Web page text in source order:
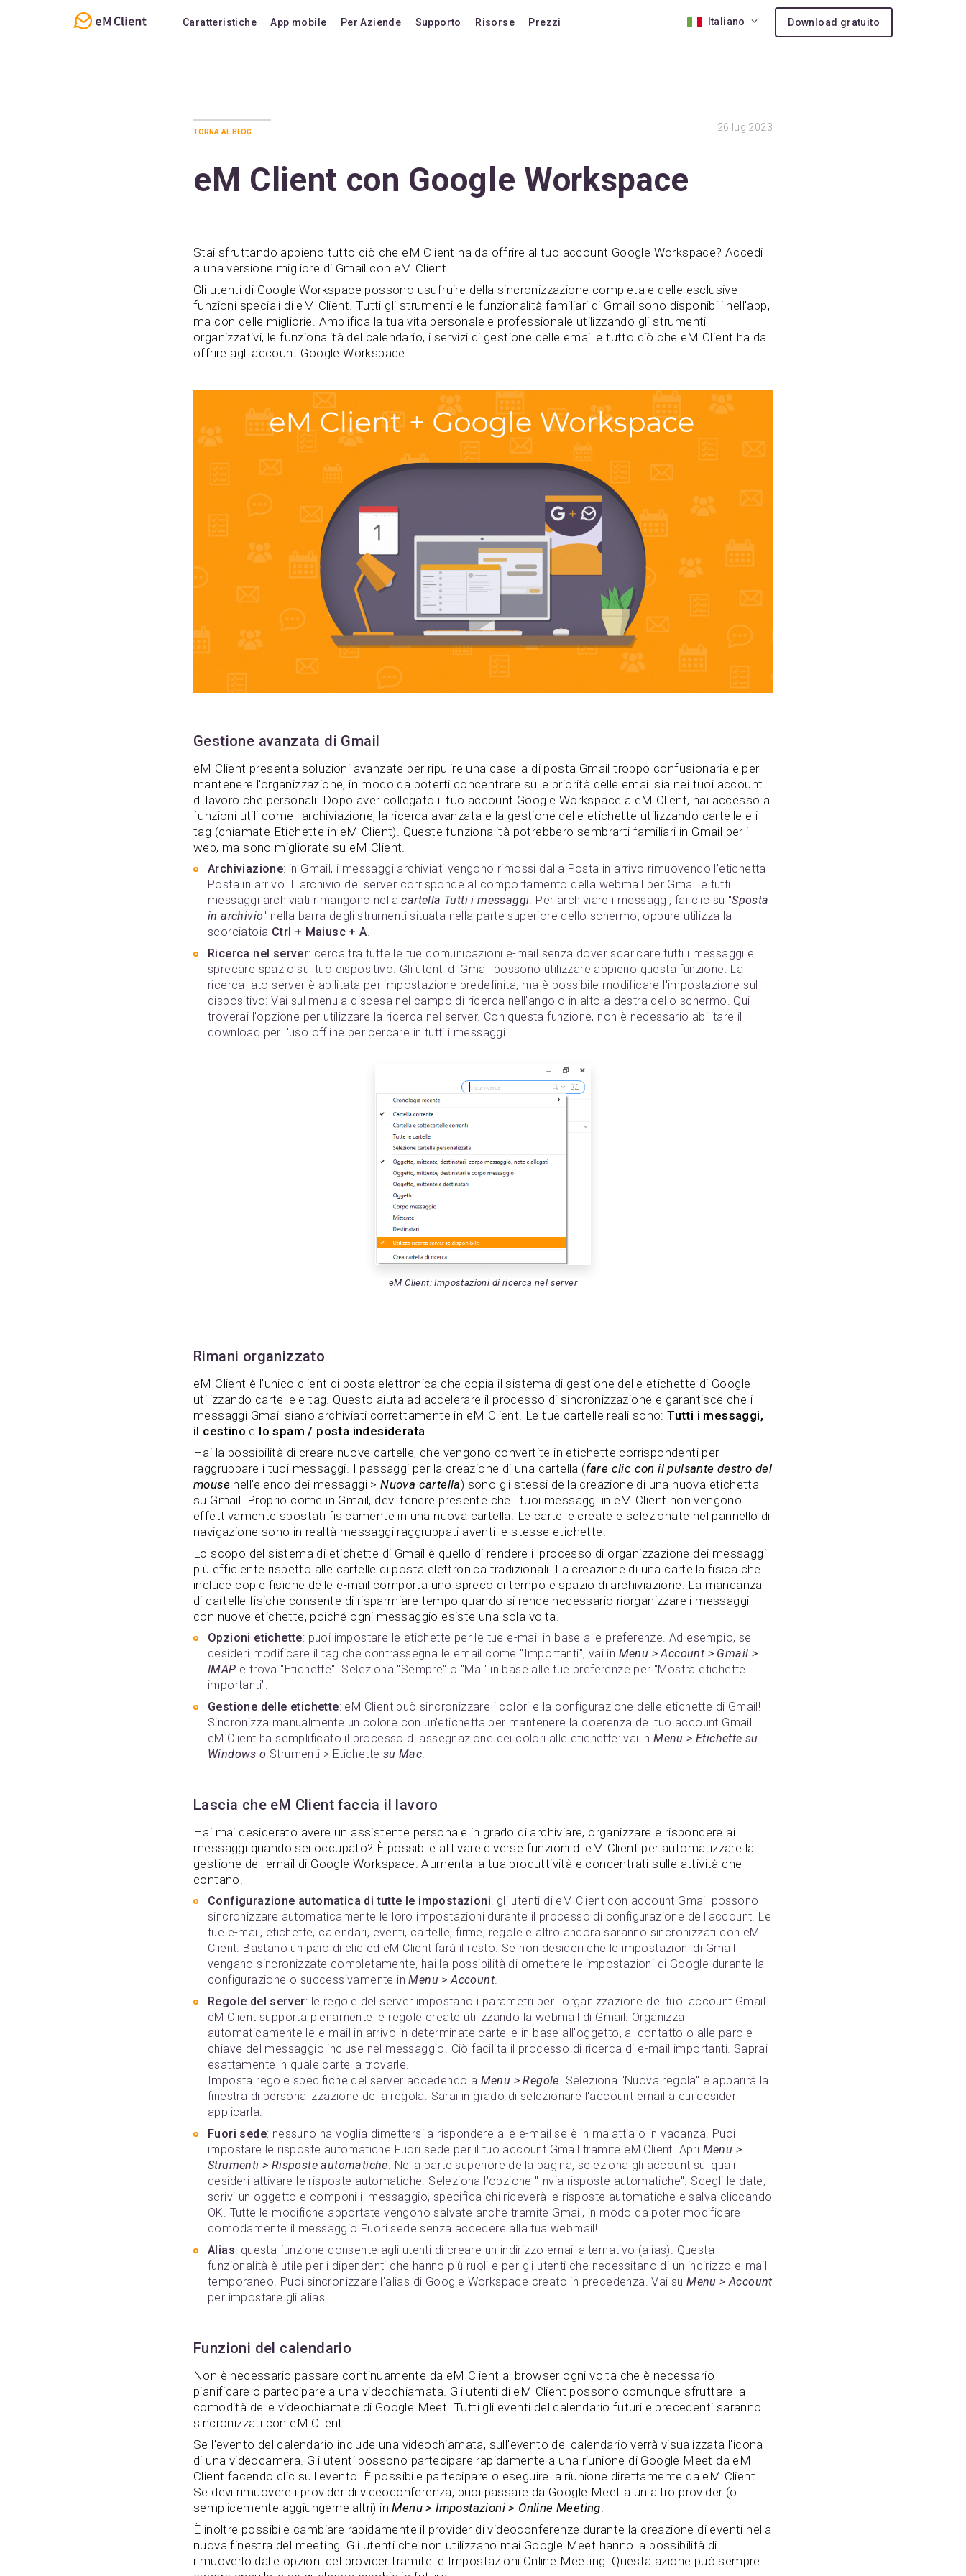
Caratteristiche
Contatti
Chat
App mobile Per Aziende Supporto Risorse
Documentazione
Cronologia delle versioni
Prezzi
Estensione supporto VIP
Acquista AI Add-on
Italiano Download gratuito
torna al blog 26 lug 2023
eM Client con Google Workspace
Stai sfruttando appieno tutto ciò che eM Client ha da offrire al tuo account Google Workspace? Accedi
a una versione migliore di Gmail con eM Client.
Gli utenti di Google Workspace possono usufruire della sincronizzazione completa e delle esclusive
funzioni speciali di eM Client. Tutti gli strumenti e le funzionalità familiari di Gmail sono disponibili nell'app,
ma con delle migliorie. Amplifica la tua vita personale e professionale utilizzando gli strumenti
organizzativi, le funzionalità del calendario, i servizi di gestione delle email e tutto ciò che eM Client ha da
offrire agli account Google Workspace.
Gestione avanzata di Gmail
eM Client presenta soluzioni avanzate per ripulire una casella di posta Gmail troppo confusionaria e per
mantenere l'organizzazione, in modo da poterti concentrare sulle priorità delle email sia nei tuoi account
di lavoro che personali. Dopo aver collegato il tuo account Google Workspace a eM Client, hai accesso a
funzioni utili come l'archiviazione, la ricerca avanzata e la gestione delle etichette utilizzando cartelle e i
tag (chiamate Etichette in eM Client). Queste funzionalità potrebbero sembrarti familiari in Gmail per il
web, ma sono migliorate su eM Client.
Archiviazione: in Gmail, i messaggi archiviati vengono rimossi dalla Posta in arrivo rimuovendo l'etichetta
Posta in arrivo. L'archivio del server corrisponde al comportamento della webmail per Gmail e tutti i
messaggi archiviati rimangono nellacartella Tutti i messaggi. Per archiviare i messaggi, fai clic su "Sposta
in archivio" nella barra degli strumenti situata nella parte superiore dello schermo, oppure utilizza la
scorciatoia Ctrl + Maiusc + A.
Ricerca nel server: cerca tra tutte le tue comunicazioni e-mail senza dover scaricare tutti i messaggi e
sprecare spazio sul tuo dispositivo. Gli utenti di Gmail possono utilizzare appieno questa funzione. La
ricerca lato server è abilitata per impostazione predefinita, ma è possibile modificare l'impostazione sul
dispositivo: Vai sul menu a discesa nel campo di ricerca nell'angolo in alto a destra dello schermo. Qui
troverai l'opzione per utilizzare la ricerca nel server. Con questa funzione, non è necessario abilitare il
download per l'uso offline per cercare in tutti i messaggi.
eM Client: Impostazioni di ricerca nel server
Rimani organizzato
eM Client è l'unico client di posta elettronica che copia il sistema di gestione delle etichette di Google
utilizzando cartelle e tag. Questo aiuta ad accelerare il processo di sincronizzazione e garantisce che i
messaggi Gmail siano archiviati correttamente in eM Client. Le tue cartelle reali sono:Tutti i messaggi,
il cestino e lo spam / posta indesiderata.
Hai la possibilità di creare nuove cartelle, che vengono convertite in etichette corrispondenti per
raggruppare i tuoi messaggi. I passaggi per la creazione di una cartella (fare clic con il pulsante destro del
mouse nell'elenco dei messaggi >Nuova cartella) sono gli stessi della creazione di una nuova etichetta
su Gmail. Proprio come in Gmail, devi tenere presente che i tuoi messaggi in eM Client non vengono
effettivamente spostati fisicamente in una nuova cartella. Le cartelle create e selezionate nel pannello di
navigazione sono in realtà messaggi raggruppati aventi le stesse etichette.
Lo scopo del sistema di etichette di Gmail è quello di rendere il processo di organizzazione dei messaggi
più efficiente rispetto alle cartelle di posta elettronica tradizionali. La creazione di una cartella fisica che
include copie fisiche delle e-mail comporta uno spreco di tempo e spazio di archiviazione. La mancanza
di cartelle fisiche consente di risparmiare tempo quando si rende necessario riorganizzare i messaggi
con nuove etichette, poiché ogni messaggio esiste una sola volta.
Opzioni etichette: puoi impostare le etichette per le tue e-mail in base alle preferenze. Ad esempio, se
desideri modificare il tag che contrassegna le email come "Importanti", vai in Menu > Account > Gmail >
IMAP e trova "Etichette". Seleziona "Sempre" o "Mai" in base alle tue preferenze per "Mostra etichette
importanti".
Gestione delle etichette: eM Client può sincronizzare i colori e la configurazione delle etichette di Gmail!
Sincronizza manualmente un colore con un'etichetta per mantenere la coerenza del tuo account Gmail.
eM Client ha semplificato il processo di assegnazione dei colori alle etichette: vai inMenu > Etichette su
Windows o Strumenti > Etichette su Mac.
Lascia che eM Client faccia il lavoro
Hai mai desiderato avere un assistente personale in grado di archiviare, organizzare e rispondere ai
messaggi quando sei occupato? È possibile attivare diverse funzioni di eM Client per automatizzare la
gestione dell'email di Google Workspace. Aumenta la tua produttività e concentrati sulle attività che
contano.
Configurazione automatica di tutte le impostazioni: gli utenti di eM Client con account Gmail possono
sincronizzare automaticamente le loro impostazioni durante il processo di configurazione dell'account. Le
tue e-mail, etichette, calendari, eventi, cartelle, firme, regole e altro ancora saranno sincronizzati con eM
Client. Bastano un paio di clic ed eM Client farà il resto. Se non desideri che le impostazioni di Gmail
vengano sincronizzate completamente, hai la possibilità di omettere le impostazioni di Google durante la
configurazione o successivamente inMenu > Account.
Regole del server: le regole del server impostano i parametri per l'organizzazione dei tuoi account Gmail.
eM Client supporta pienamente le regole create utilizzando la webmail di Gmail. Organizza
automaticamente le e-mail in arrivo in determinate cartelle in base all'oggetto, al contatto o alle parole
chiave del messaggio incluse nel messaggio. Ciò facilita il processo di ricerca di e-mail importanti. Saprai
esattamente in quale cartella trovarle.
Imposta regole specifiche del server accedendo a Menu > Regole. Seleziona "Nuova regola" e apparirà la
finestra di personalizzazione della regola. Sarai in grado di selezionare l'account email a cui desideri
applicarla.
Fuori sede: nessuno ha voglia dimettersi a rispondere alle e-mail se è in malattia o in vacanza. Puoi
impostare le risposte automatiche Fuori sede per il tuo account Gmail tramite eM Client. Apri Menu >
Strumenti > Risposte automatiche. Nella parte superiore della pagina, seleziona gli account sui quali
desideri attivare le risposte automatiche. Seleziona l'opzione "Invia risposte automatiche". Scegli le date,
scrivi un oggetto e componi il messaggio, specifica chi riceverà le risposte automatiche e salva cliccando
OK. Tutte le modifiche apportate vengono salvate anche tramite Gmail, in modo da poter modificare
comodamente il messaggio Fuori sede senza accedere alla tua webmail!
Alias: questa funzione consente agli utenti di creare un indirizzo email alternativo (alias). Questa
funzionalità è utile per i dipendenti che hanno più ruoli e per gli utenti che necessitano di un indirizzo e-mail
temporaneo. Puoi sincronizzare l'alias di Google Workspace creato in precedenza. Vai suMenu > Account
per impostare gli alias.
Funzioni del calendario
Non è necessario passare continuamente da eM Client al browser ogni volta che è necessario
pianificare o partecipare a una videochiamata. Gli utenti di eM Client possono comunque sfruttare la
comodità delle videochiamate di Google Meet. Tutti gli eventi del calendario futuri e precedenti saranno
sincronizzati con eM Client.
Se l'evento del calendario include una videochiamata, sull'evento del calendario verrà visualizzata l'icona
di una videocamera. Gli utenti possono partecipare rapidamente a una riunione di Google Meet da eM
Client facendo clic sull'evento. È possibile partecipare o eseguire la riunione direttamente da eM Client.
Se devi rimuovere i provider di videoconferenza, puoi passare da Google Meet a un altro provider (o
semplicemente aggiungerne altri) inMenu > Impostazioni > Online Meeting.
È inoltre possibile cambiare rapidamente il provider di videoconferenze durante la creazione di eventi nella
nuova finestra del meeting. Gli utenti che non utilizzano mai Google Meet hanno la possibilità di
rimuoverlo dalle opzioni del provider tramite le Impostazioni Online Meeting. Questa azione può sempre